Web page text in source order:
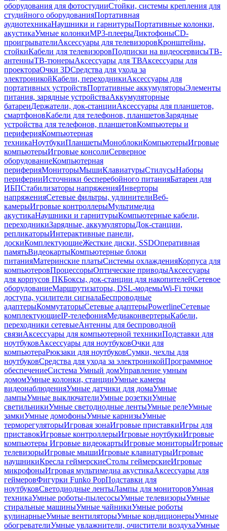
оборудования для фотостудииСтойки, системы крепления для
студийного оборудованияПортативная
аудиотехникаНаушники и гарнитурыПортативные колонки,
акустикаУмные колонкиMP3-плеерыДиктофоныCD-
проигрывателиАксессуары для телевизоровКронштейны,
стойкиКабели для телевизоровПодписки на видеосервисыТВ-
антенныТВ-тюнерыАксессуары для ТВАксессуары для
проектораОчки 3DСредства для ухода за
электроникойКабели, переходникиАксессуары для
портативных устройствПортативные аккумуляторыЭлементы
питания, зарядные устройстваАккумуляторные
батареиДержатели, док-станцииАксессуары для планшетов,
смартфоновКабели для телефонов, планшетовЗарядные
устройства для телефонов, планшетовКомпьютеры и
периферияКомпьютерная
техникаНоутбукиПланшетыМоноблокиКомпьютерыИгровые
компьютерыИгровые консолиСерверное
оборудованиеКомпьютерная
периферияМониторыМышиКлавиатурыСтилусыНаборы
периферииИсточники бесперебойного питанияБатареи для
ИБПСтабилизаторы напряженияИнверторы
напряженияСетевые фильтры, удлинителиВеб-
камерыИгровые контроллерыМультимедиа
акустикаНаушники и гарнитурыКомпьютерные кабели,
переходникиЗарядные, аккумуляторыДок-станции,
репликаторыИнтерактивные панели,
доскиКомплектующиеЖесткие диски, SSDОперативная
памятьВидеокартыКомпьютерные блоки
питанияМатеринские платыСистемы охлажденияКорпуса для
компьютеровПроцессорыОптические приводыАксессуары
для корпусов ПКБоксы, док-станции для накопителейСетевое
оборудованиеМаршрутизаторы, DSL-модемыWi-Fi точки
доступа, усилители сигналаБеспроводные
адаптерыКоммутаторыСетевые адаптерыPowerlineСетевые
комплектующиеIP-телефонияМедиаконвертерыКабели,
переходники сетевыеАнтенны для беспроводной
связиАксессуары для компьютерной техникиПодставки для
ноутбуковАксессуары для ноутбуковОчки для
компьютераРюкзаки для ноутбуковСумки, чехлы для
ноутбуковСредства для ухода за электроникойПрограммное
обеспечениеСистема Умный домУправление умным
домомУмные колонки, станцииУмные камеры
видеонаблюденияУмные датчики для домаУмные
лампыУмные выключателиУмные розеткиУмные
светильникиУмные светодиодные лентыУмные релеУмные
замкиУмные домофоныУмные карнизыУмные
терморегуляторыИгровая зонаИгровые приставкиИгры для
приставокИгровые контроллерыИгровые ноутбукиИгровые
компьютеры Игровые видеокартыИгровые мониторыИгровые
телевизорыИгровые мышиИгровые клавиатурыИгровые
наушникиКресла геймерскиеСтолы геймерскиеИгровые
микрофоныИгровая мультимедиа акустикаАксессуары для
геймеровФигурки Funko PopПодставки для
ноутбуковСветодиодные лентыЛампы для мониторовУмная
техникаУмные роботы-пылесосыУмные телевизорыУмные
стиральные машиныУмные чайникиУмные роботы
кулинарныеУмные вентиляторыУмные кондиционерыУмные
обогревателиУмные увлажнители, очистители воздухаУмные